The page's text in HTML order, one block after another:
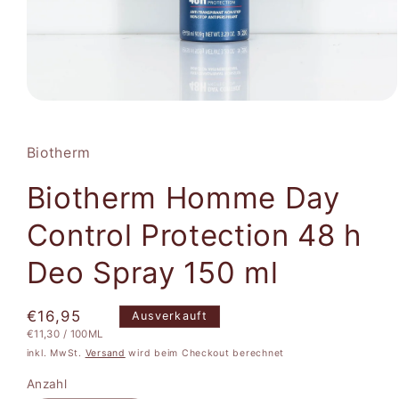
Modal
öffnen
Biotherm
Biotherm Homme Day
Control Protection 48 h
Deo Spray 150 ml
Normaler
Preis
€16,95
STÜCKPREIS
€11,30 / PRO
100ML
Ausverkauft
inkl. MwSt. Versand wird beim Checkout berechnet
Anzahl